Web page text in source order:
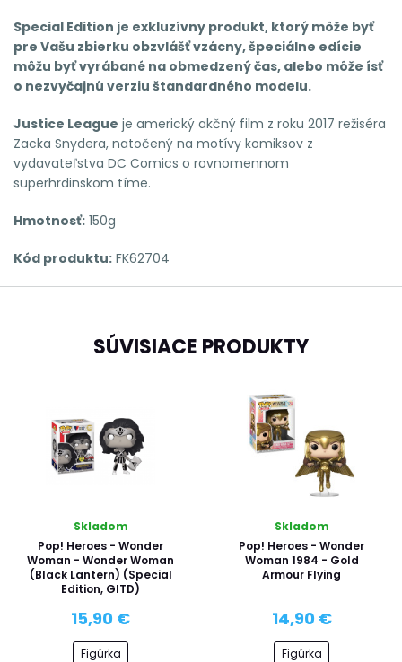
Special Edition je exkluzívny produkt, ktorý môže byť
pre Vašu zbierku obzvlášť vzácny, špeciálne edície
môžu byť vyrábané na obmedzený čas, alebo môže ísť
o nezvyčajnú verziu štandardného modelu.
Justice League je americký akčný film z roku 2017 režiséra
Zacka Snydera, natočený na motívy komiksov z
vydavateľstva DC Comics o rovnomennom
superhrdinskom tíme.
Hmotnosť: 150g
Kód produktu: FK62704
SÚVISIACE PRODUKTY
Skladom
Pop! Heroes - Wonder
Woman - Wonder Woman
(Black Lantern) (Special
Edition, GITD)
15,90 €
Figúrka
Skladom
Pop! Heroes - Wonder
Woman 1984 - Gold
Armour Flying
14,90 €
Figúrka